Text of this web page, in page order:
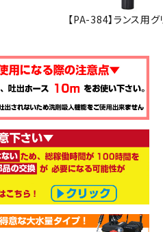
【PA-384】ランス用グ